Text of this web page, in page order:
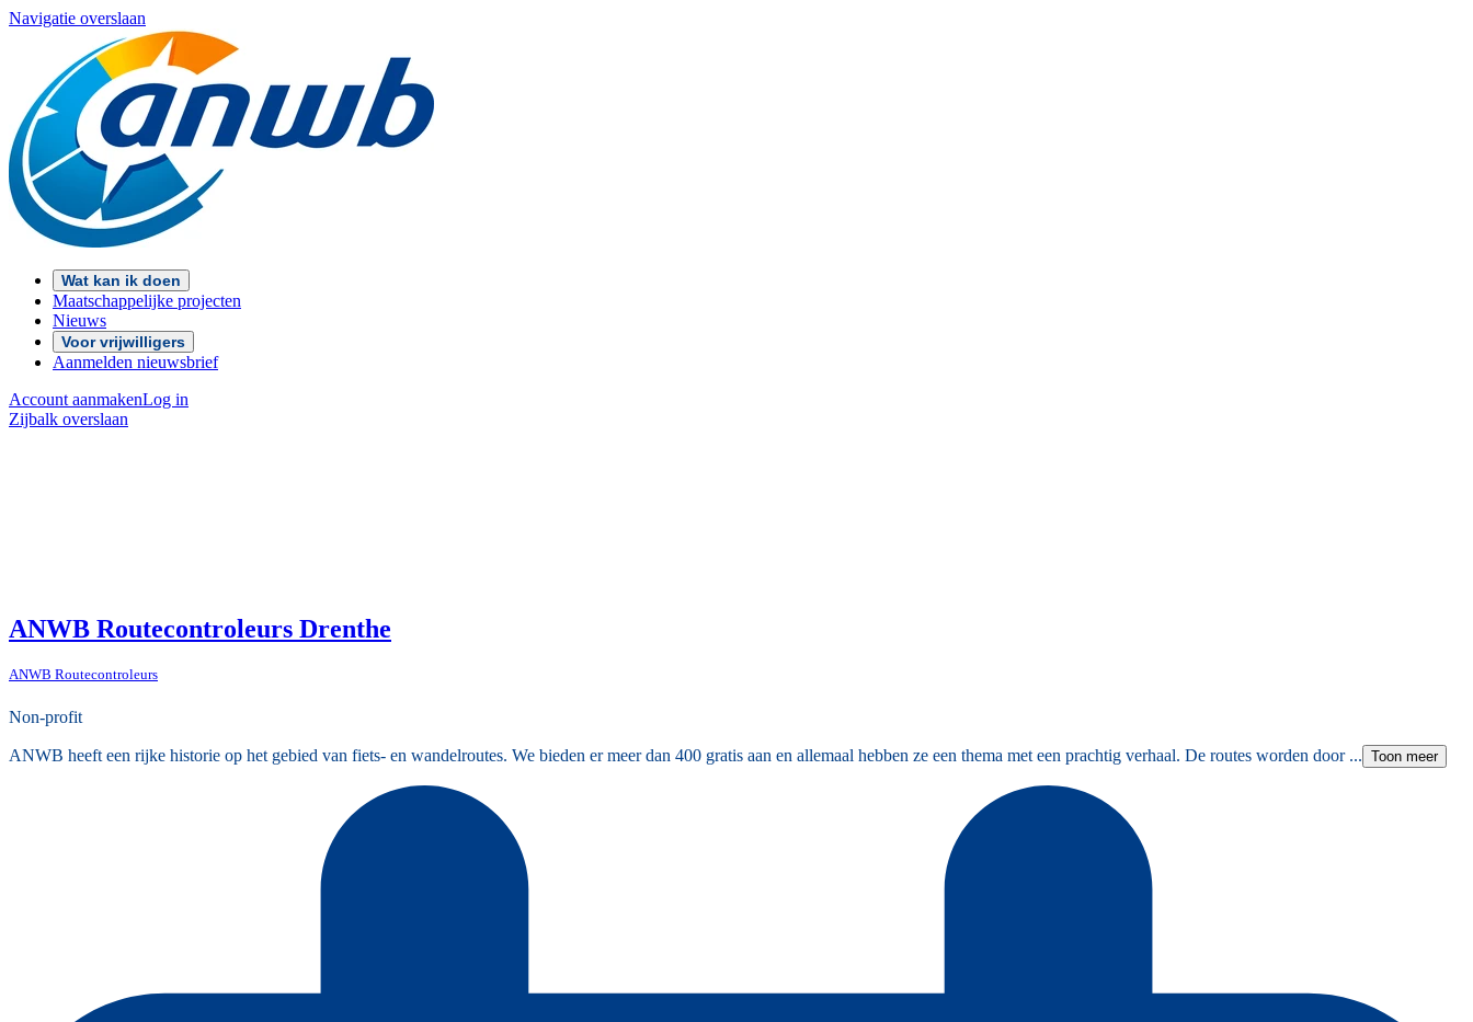
Navigatie overslaan
Wat kan ik doen
Maatschappelijke projecten
Nieuws
Voor vrijwilligers
Aanmelden nieuwsbrief
Account aanmakenLog in
Zijbalk overslaan
ANWB Routecontroleurs Drenthe
ANWB Routecontroleurs
Non-profit
ANWB heeft een rijke historie op het gebied van fiets- en wandelroutes. We bieden er meer dan 400 gratis aan en allemaal hebben ze een thema met een prachtig verhaal. De routes worden door ... Toon meer